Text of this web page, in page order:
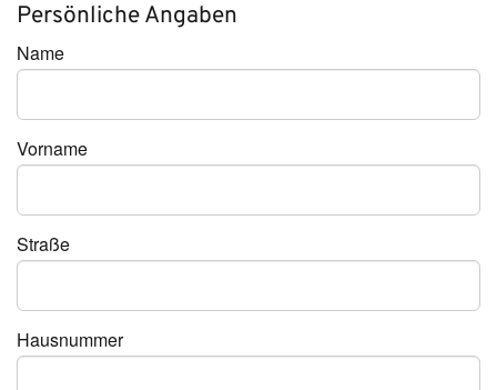
Persönliche Angaben
Name
Vorname
Straße
Hausnummer